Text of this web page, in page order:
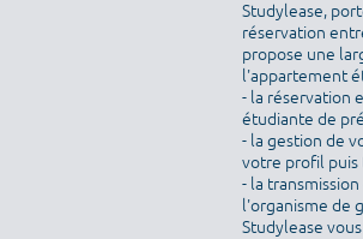
Studylease,
réservation
propose une
l'appartement
- la réservation
étudiante de
- la gestion de
votre profil puis
- la
l'organisme de
Studylease